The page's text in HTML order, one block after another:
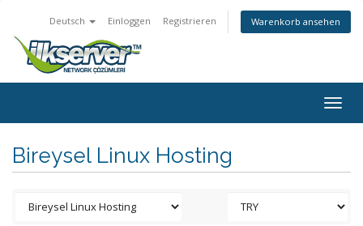
Deutsch Einloggen Registrieren Warenkorb ansehen
Bireysel Linux Hosting